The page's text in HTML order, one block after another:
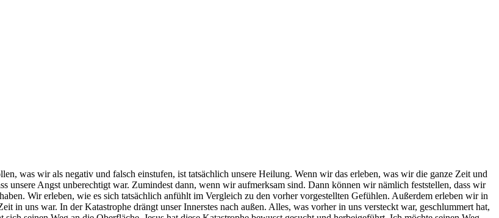
was wir als negativ und falsch einstufen, ist tatsächlich unsere Heilung. Wenn wir das erleben, was wir die ganze Zeit und
unsere Angst unberechtigt war. Zumindest dann, wenn wir aufmerksam sind. Dann können wir nämlich feststellen, dass wir
Wir erleben, wie es sich tatsächlich anfühlt im Vergleich zu den vorher vorgestellten Gefühlen. Außerdem erleben wir in
in uns war. In der Katastrophe drängt unser Innerstes nach außen. Alles, was vorher in uns versteckt war, geschlummert hat,